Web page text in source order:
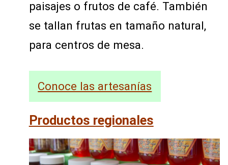
paisajes o frutos de café. También
se tallan frutas en tamaño natural,
para centros de mesa.
Conoce las artesanías
Productos regionales